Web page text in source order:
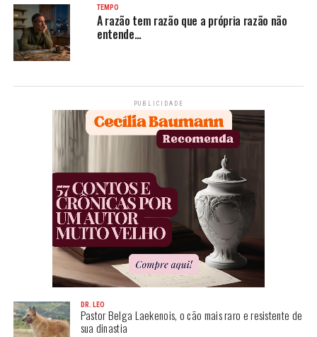
TEMPO
A razão tem razão que a própria razão não
entende…
PUBLICIDADE
DR. LEO
Pastor Belga Laekenois, o cão mais raro e resistente de
sua dinastia